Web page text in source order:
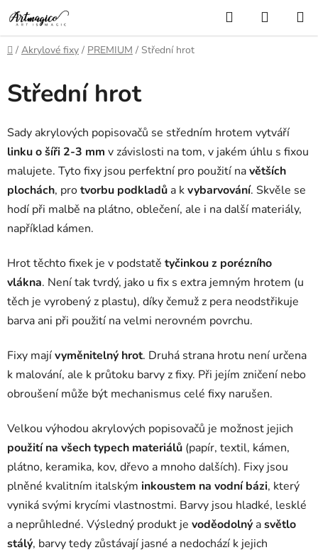
Přejít
na
obsah
Hledat
KOŠÍK
Domů
/ Akrylové fixy / PREMIUM / Střední hrot
Střední hrot
Sady akrylových popisovačů se středním hrotem vytváří
linku o šíři 2-3 mm v závislosti na tom, v jakém úhlu s fixou
malujete. Tyto fixy jsou perfektní pro použití navětších
plochách, protvorbu podkladů a kvybarvování. Skvěle se
hodí při malbě na plátno, oblečení, ale i na další materiály,
například kámen.
Hrot těchto fixek je v podstatě tyčinkou z porézního
vlákna. Není tak tvrdý, jako u fix s extra jemným hrotem (u
těch je vyrobený z plastu), díky čemuž z pera neodstřikuje
barva ani při použití na velmi nerovném povrchu.
Fixy majívyměnitelný hrot. Druhá strana hrotu není určena
k malování, ale k průtoku barvy z fixy. Při jejím zničení nebo
obroušení může být mechanismus celé fixy narušen.
Velkou výhodou akrylových popisovačů je možnost jejich
použití na všech typech materiálů (papír, textil, kámen,
plátno, keramika, kov, dřevo a mnoho dalších). Fixy jsou
plněné kvalitním italským inkoustem na vodní bázi, který
vyniká svými krycími vlastnostmi. Barvy jsou hladké, lesklé
a neprůhledné. Výsledný produkt je voděodolný asvětlo
stálý, barvy tedy zůstávají jasné a nedochází k jejich